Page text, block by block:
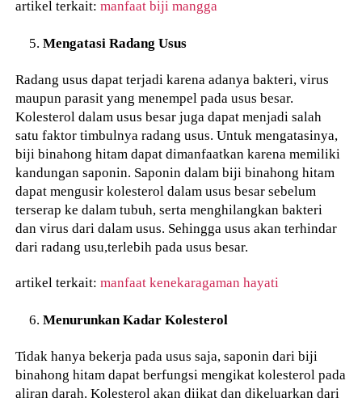
artikel terkait:manfaat biji mangga
Mengatasi Radang Usus
Radang usus dapat terjadi karena adanya bakteri, virus
maupun parasit yang menempel pada usus besar.
Kolesterol dalam usus besar juga dapat menjadi salah
satu faktor timbulnya radang usus. Untuk mengatasinya,
biji binahong hitam dapat dimanfaatkan karena memiliki
kandungan saponin. Saponin dalam biji binahong hitam
dapat mengusir kolesterol dalam usus besar sebelum
terserap ke dalam tubuh, serta menghilangkan bakteri
dan virus dari dalam usus. Sehingga usus akan terhindar
dari radang usu,terlebih pada usus besar.
artikel terkait:manfaat kenekaragaman hayati
Menurunkan Kadar Kolesterol
Tidak hanya bekerja pada usus saja, saponin dari biji
binahong hitam dapat berfungsi mengikat kolesterol pada
aliran darah. Kolesterol akan diikat dan dikeluarkan dari